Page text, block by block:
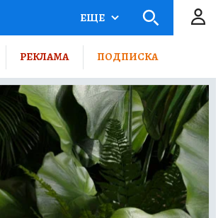
ВСЕ О КП
ЕЩЕ
РЕКЛАМА ПОДПИСКА